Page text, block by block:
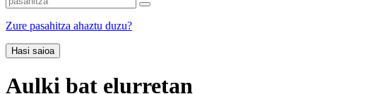
Zure pasahitza ahaztu duzu?
Hasi saioa
Aulki bat elurretan